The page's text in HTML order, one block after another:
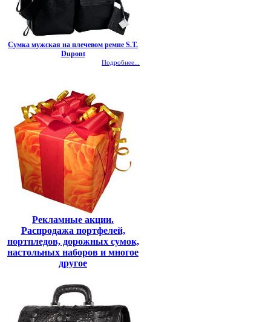
Сумка мужская на плечевом ремне S.T.
Dupont
Подробнее...
Рекламные акции.
Распродажа портфелей,
портпледов, дорожных сумок,
настольных наборов и многое
другое